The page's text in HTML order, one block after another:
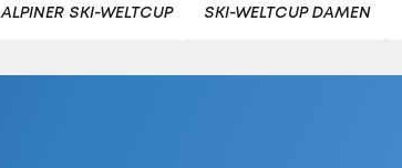
ALPINER SKI-WELTCUP SKI-WELTCUP DAMEN